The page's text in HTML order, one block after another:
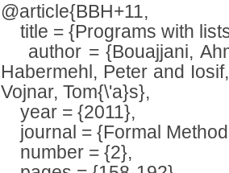
@article{BBH+11,
title = {Programs with
author = {Bouajjani,
Habermehl, Peter and
Vojnar, Tom{\'a}s},
year = {2011},
journal = {Formal
number = {2},